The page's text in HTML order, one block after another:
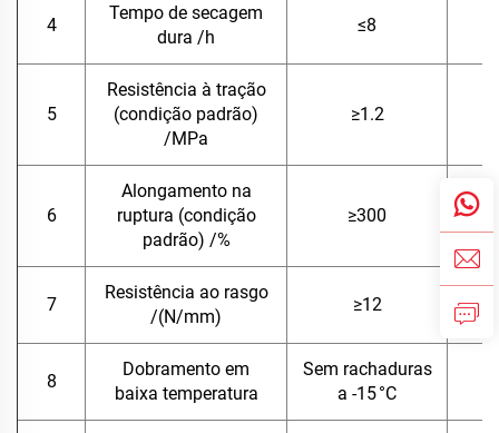
4
Tempo de secagem
dura /h
≤8
5
Resistência à tração
(condição padrão)
/MPa
≥1.2
6
Alongamento na
ruptura (condição
padrão) /%
≥300
7
Resistência ao rasgo
/(N/mm)
≥12
8
Dobramento em
baixa temperatura
Sem rachaduras
a -15 °C